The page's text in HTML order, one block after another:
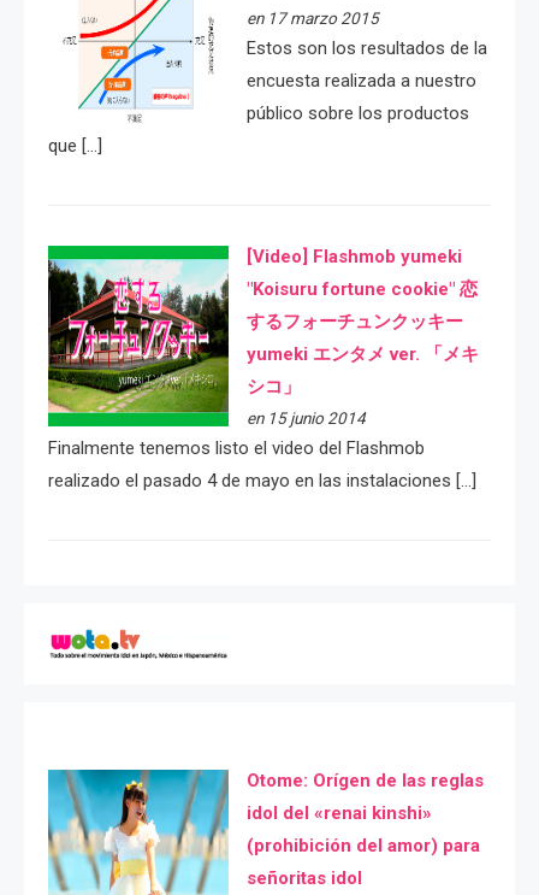
en 17 marzo 2015
Estos son los resultados de la
encuesta realizada a nuestro
público sobre los productos
que […]
[Video] Flashmob yumeki
"Koisuru fortune cookie" 恋
するフォーチュンクッキー
yumeki エンタメ ver. 「メキ
シコ」
en 15 junio 2014
Finalmente tenemos listo el video del Flashmob
realizado el pasado 4 de mayo en las instalaciones […]
Otome: Orígen de las reglas
idol del «renai kinshi»
(prohibición del amor) para
señoritas idol